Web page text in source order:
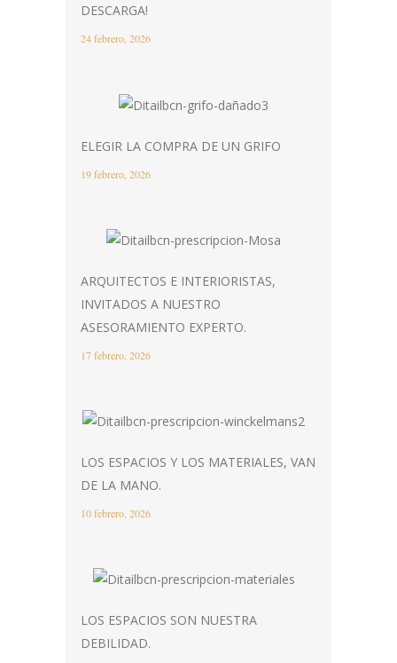
DESCARGA!
24 febrero, 2026
ELEGIR LA COMPRA DE UN GRIFO
19 febrero, 2026
ARQUITECTOS E INTERIORISTAS,
INVITADOS A NUESTRO
ASESORAMIENTO EXPERTO.
17 febrero, 2026
LOS ESPACIOS Y LOS MATERIALES, VAN
DE LA MANO.
10 febrero, 2026
LOS ESPACIOS SON NUESTRA
DEBILIDAD.